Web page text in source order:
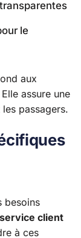
le
aux
assure une
passagers.
besoins
client
à ces